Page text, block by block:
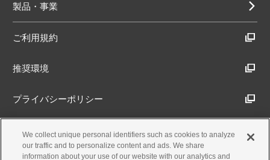
製品・事業
ご利用規約
推奨環境
プライバシーポリシー
Cookieポリシー
We collect unique personal identifiers such as cookies to analyze
our traffic and to personalize content and ads. We share
information about your use of our website with our analytics and